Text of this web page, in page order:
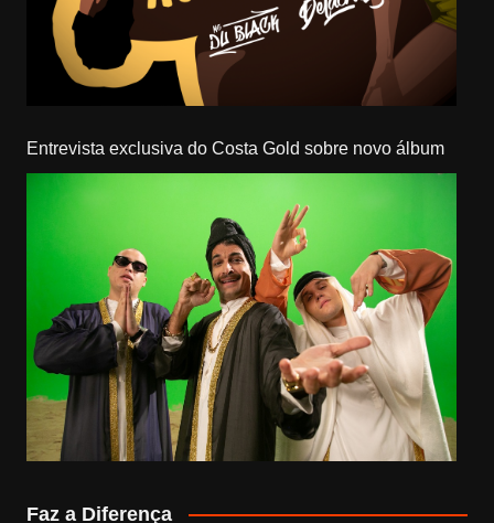
Entrevista exclusiva do Costa Gold sobre novo álbum
Faz a Diferença